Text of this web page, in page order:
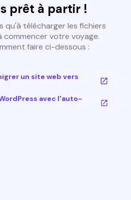
prêt à partir !
qu'à télécharger les fichiers
votre voyage.
faire ci-dessous :
un site web vers
avec l'auto-